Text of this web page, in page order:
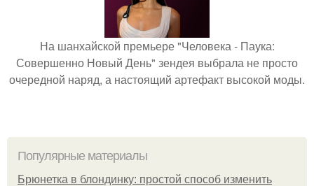
На шанхайской премьере "Человека - Паука:
Совершенно Новый День" зендея выбрала не просто
очередной наряд, а настоящий артефакт высокой моды.
Популярные материалы
Брюнетка в блондинку: простой способ изменить